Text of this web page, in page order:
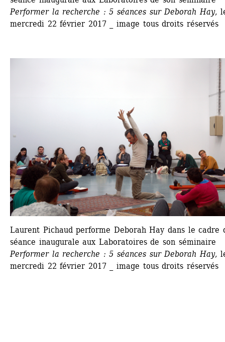
Performer la recherche : 5 séances sur Deborah Hay,
mercredi 22 février 2017 _ image tous droits réservés
Laurent Pichaud performe Deborah Hay dans le cadre
séance inaugurale aux Laboratoires de son séminaire
Performer la recherche : 5 séances sur Deborah Hay,
mercredi 22 février 2017 _ image tous droits réservés